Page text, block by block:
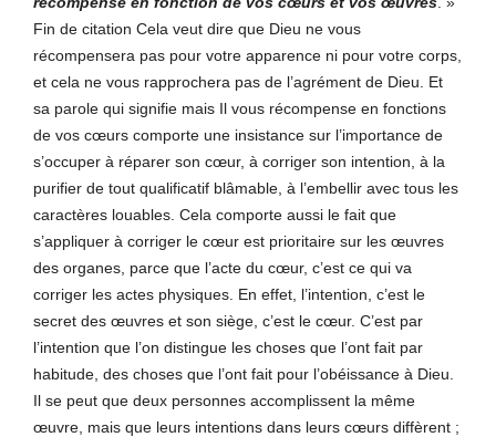
Fin de citation Cela veut dire que Dieu ne vous
récompensera pas pour votre apparence ni pour votre corps,
et cela ne vous rapprochera pas de l’agrément de Dieu. Et
sa parole qui signifie mais Il vous récompense en fonctions
de vos cœurs comporte une insistance sur l’importance de
s’occuper à réparer son cœur, à corriger son intention, à la
purifier de tout qualificatif blâmable, à l’embellir avec tous les
caractères louables. Cela comporte aussi le fait que
s’appliquer à corriger le cœur est prioritaire sur les œuvres
des organes, parce que l’acte du cœur, c’est ce qui va
corriger les actes physiques. En effet, l’intention, c’est le
secret des œuvres et son siège, c’est le cœur. C’est par
l’intention que l’on distingue les choses que l’ont fait par
habitude, des choses que l’ont fait pour l’obéissance à Dieu.
Il se peut que deux personnes accomplissent la même
œuvre, mais que leurs intentions dans leurs cœurs diffèrent ;